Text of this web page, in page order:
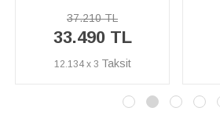
80.390 TL
72.350 TL
26.214 x 3